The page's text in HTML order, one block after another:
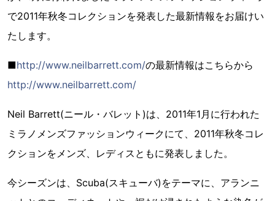
で2011年秋冬コレクションを発表した最新情報をお届けい
たします。
■http://www.neilbarrett.com/の最新情報はこちらから
http://www.neilbarrett.com/
Neil Barrett(ニール・バレット)は、2011年1月に行われた
ミラノメンズファッションウィークにて、2011年秋冬コレ
クションをメンズ、レディスともに発表しました。
今シーズンは、Scuba(スキューバ)をテーマに、アランニ